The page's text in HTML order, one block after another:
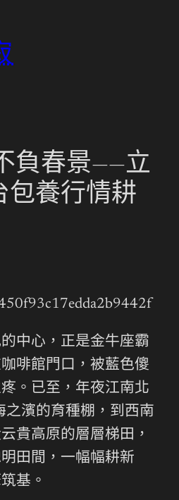
負春景——立
包養行情耕
中心，正是金牛座霸
啡館門口，被藍色傻
。已至，年夜江南北
濱的育種棚，到西南
貴高原的層層梯田，
田間，一幅幅耕新
基。